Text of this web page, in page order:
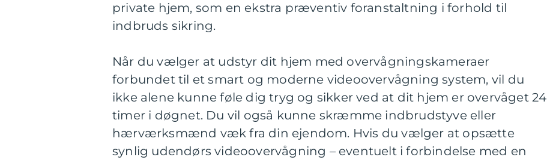
private hjem, som en ekstra præventiv foranstaltning i forhold til
indbruds sikring.
Når du vælger at udstyr dit hjem med overvågningskameraer
forbundet til et smart og moderne videoovervågning system, vil du
ikke alene kunne føle dig tryg og sikker ved at dit hjem er overvåget 24
timer i døgnet. Du vil også kunne skræmme indbrudstyve eller
hærværksmænd væk fra din ejendom. Hvis du vælger at opsætte
synlig udendørs videoovervågning – eventuelt i forbindelse med en